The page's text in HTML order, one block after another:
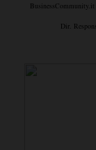
Dir.